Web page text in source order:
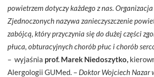
powietrzem dotyczy każdego z nas.
Zjednoczonych nazywa zanieczyszczenie
zabójcą, który przyczynia się do dużej części
płuca, obturacyjnych chorób płuc i chorób
– wyjaśnia prof. Marek Niedoszytko,
Alergologii GUMed. – Doktor Wojciech Nazar